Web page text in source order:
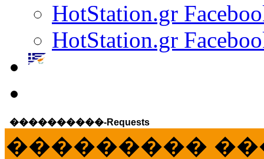
HotStation.gr
HotStation.gr
����������-Requests
���������